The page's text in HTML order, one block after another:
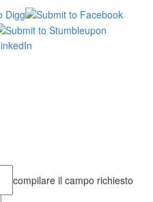
compilare il campo richiesto